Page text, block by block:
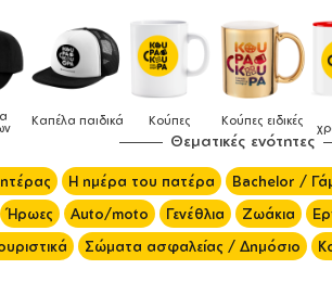
Κούπες
χρωματιστές
Κούπες
μεταλλικές
Δοχεία
φαγητού
Θεματικές ενότητες
Η ημέρα του πατέρα Bachelor /
Ήρωες Auto/moto Γενέθλια Ζωάκια
Σώματα ασφαλείας / Δημόσιο